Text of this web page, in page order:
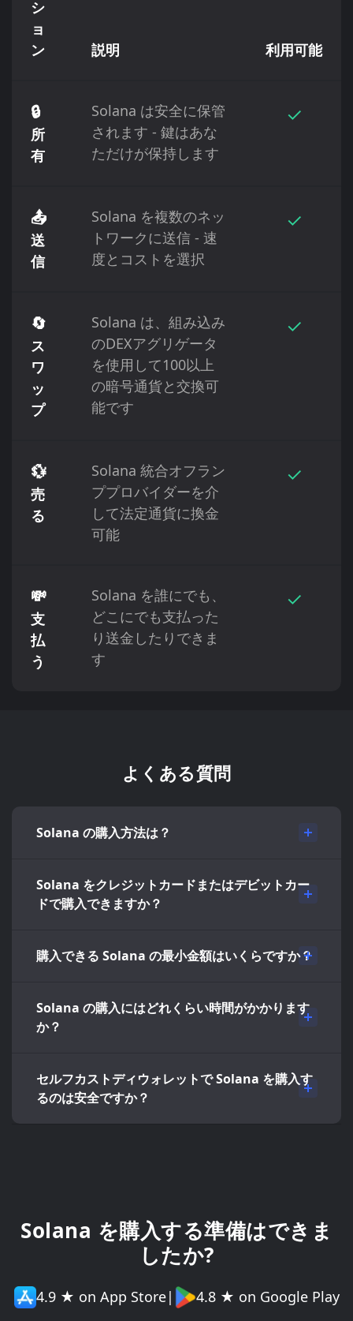
シ
ョ
ン
説明 利用可能
🔒
所
有
Solana は安全に保管
されます - 鍵はあな
ただけが保持します
✓
📤
送
信
Solana を複数のネッ
トワークに送信 - 速
度とコストを選択
✓
🔄
ス
ワ
ッ
プ
Solana は、組み込み
のDEXアグリゲータ
を使用して100以上
の暗号通貨と交換可
能です
✓
💱
売
る
Solana 統合オフラン
ププロバイダーを介
して法定通貨に換金
可能
✓
💸
支
払
う
Solana を誰にでも、
どこにでも支払った
り送金したりできま
す
✓
よくある質問
Solana の購入方法は？
Solana をクレジットカードまたはデビットカー
ドで購入できますか？
購入できる Solana の最小金額はいくらですか？
Solana の購入にはどれくらい時間がかかります
か？
セルフカストディウォレットで Solana を購入す
るのは安全ですか？
Solana を購入する準備はできま
したか?
4.9 ★ on App Store| 4.8 ★ on Google Play